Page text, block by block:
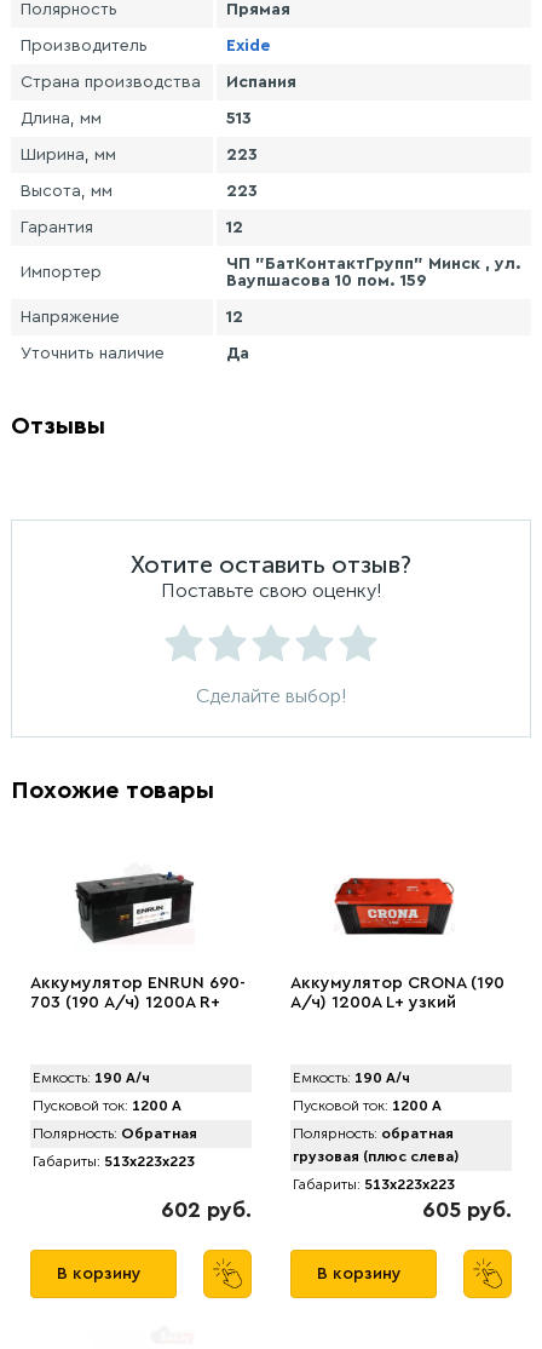
Полярность Прямая
Производитель Exide
Страна производства Испания
Длина, мм 513
Ширина, мм 223
Высота, мм 223
Гарантия 12
Импортер
ЧП "БатКонтактГрупп" Минск , ул.
Ваупшасова 10 пом. 159
Напряжение 12
Уточнить наличие Да
Отзывы
Хотите оставить отзыв?
Поставьте свою оценку!
Сделайте выбор!
Похожие товары
Аккумулятор ENRUN 690-
703 (190 А/ч) 1200A R+
Емкость: 190 А/ч
Пусковой ток: 1200 А
Полярность: Обратная
Габариты: 513x223x223
602 руб.
В корзину
Аккумулятор CRONA (190
А/ч) 1200A L+ узкий
Емкость: 190 А/ч
Пусковой ток: 1200 А
Полярность: обратная
грузовая (плюс слева)
Габариты: 513x223x223
605 руб.
В корзину